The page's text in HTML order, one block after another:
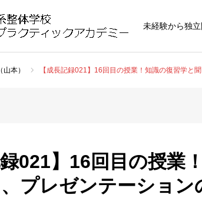
未経験から独
本） 【成長記録021】16回目の授業！知識の復習学と
録021】16回目の授業
プレゼンテーション